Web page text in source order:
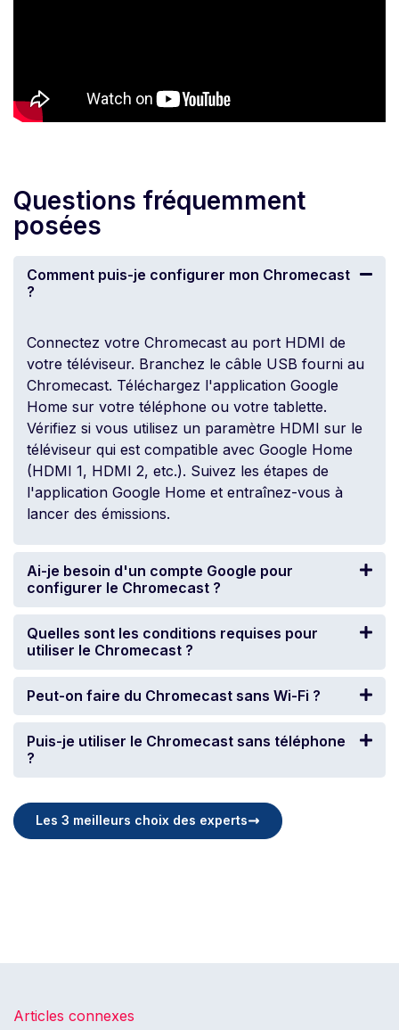
Questions fréquemment
posées
Comment puis-je configurer mon Chromecast
?
Connectez votre Chromecast au port HDMI de
votre téléviseur. Branchez le câble USB fourni au
Chromecast. Téléchargez l'application Google
Home sur votre téléphone ou votre tablette.
Vérifiez si vous utilisez un paramètre HDMI sur le
téléviseur qui est compatible avec Google Home
(HDMI 1, HDMI 2, etc.). Suivez les étapes de
l'application Google Home et entraînez-vous à
lancer des émissions.
Ai-je besoin d'un compte Google pour
configurer le Chromecast ?
Quelles sont les conditions requises pour
utiliser le Chromecast ?
Peut-on faire du Chromecast sans Wi-Fi ?
Puis-je utiliser le Chromecast sans téléphone
?
Les 3 meilleurs choix des experts
Articles connexes